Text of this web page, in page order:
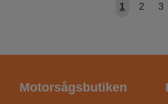
1 2 3
Motorsågsbutiken